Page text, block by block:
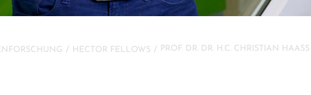
HECTOR FELLOWS PROF. DR. DR. H.C. CHRIS­TIAN HAASS